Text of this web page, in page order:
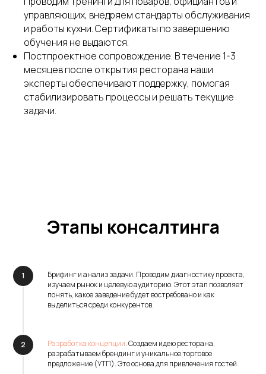
управляющих, внедряем стандарты обслуживания
и работы кухни. Сертификаты по завершению
обучения не выдаются.
Постпроектное сопровождение. В течение 1-3
месяцев после открытия ресторана наши
эксперты обеспечивают поддержку, помогая
стабилизировать процессы и решать текущие
задачи.
Этапы консалтинга
Брифинг и анализ задачи. Проводим диагностику проекта,
изучаем рынок и целевую аудиторию. Этот этап позволяет
понять, какое заведение будет востребовано и как
выделиться среди конкурентов.
Разработка концепции. Создаем идею ресторана,
разрабатываем брендинг и уникальное торговое
предложение (УТП). Это основа для привлечения гостей.